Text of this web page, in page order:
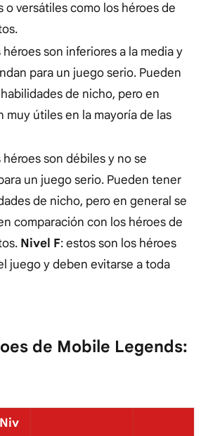
o versátiles como los héroes de
héroes son inferiores a la media y
para un juego serio. Pueden
de nicho, pero en
muy útiles en la mayoría de las
héroes son débiles y no se
un juego serio. Pueden tener
de nicho, pero en general se
comparación con los héroes de
Nivel F: estos son los héroes
juego y deben evitarse a toda
de Mobile Legends:
Niv